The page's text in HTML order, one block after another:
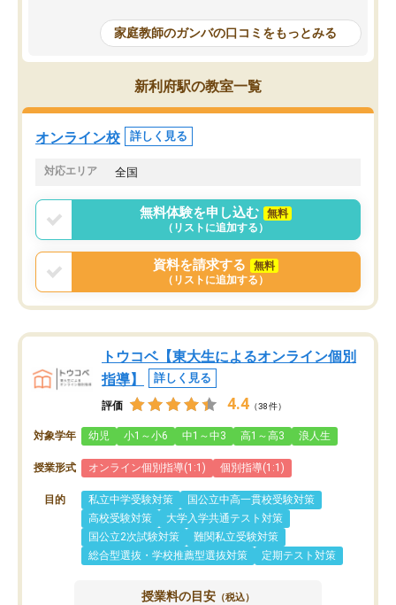
めて1年ほどだった今では平均点以上の
科目が増えてきました！あと1年受験ま
であるので無料の週末教室を使用しな
がら頑張って欲しいと思います！
問できるのでとても助か
家庭教師のガンバの口コミをもっとみる
新利府駅の教室一覧
オンライン校 詳しく見る
対応エリア 全国
無料体験を申し込む
無料
（リストに追加する）
資料を請求する
無料
（リストに追加する）
トウコベ【東大生によるオンライン個別
指導】
詳しく見る
評価 4.4 （38件）
対象学年 幼児 小1～小6 中1～中3 高1～高3 浪人生
授業形式 オンライン個別指導(1:1) 個別指導(1:1)
目的 私立中学受験対策
国公立中高一貫校受験対策
高校受験対策
大学入学共通テスト対策
国公立2次試験対策
難関私立受験対策
総合型選抜・学校推薦型選抜対策
定期テスト対策
授業料の目安 （税込）